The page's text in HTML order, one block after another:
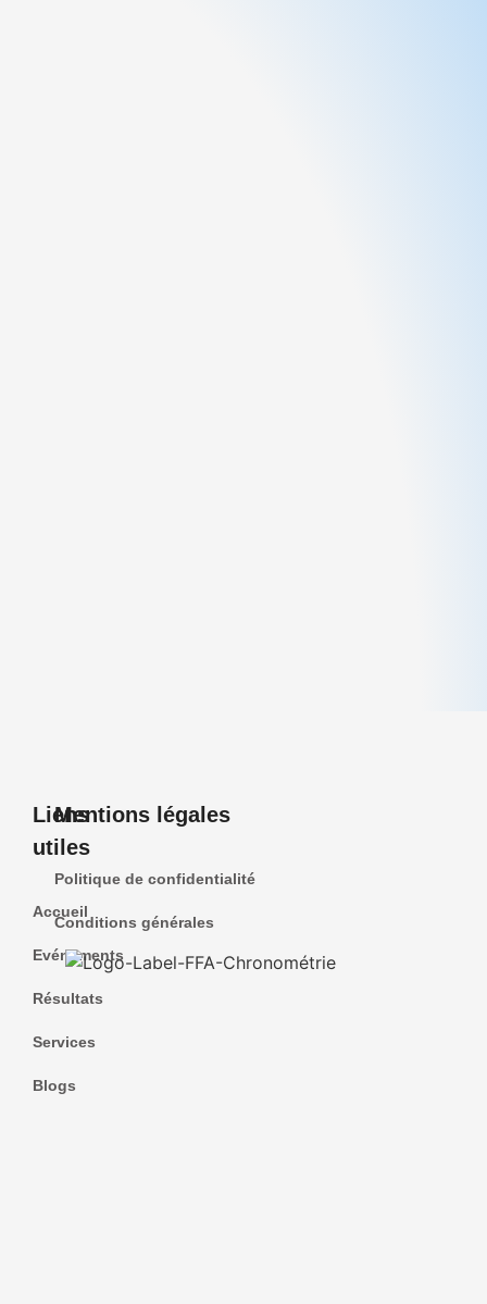
Liens
utiles
Accueil
Evénements
Résultats
Services
Blogs
Mentions légales
Politique de confidentialité
Conditions générales